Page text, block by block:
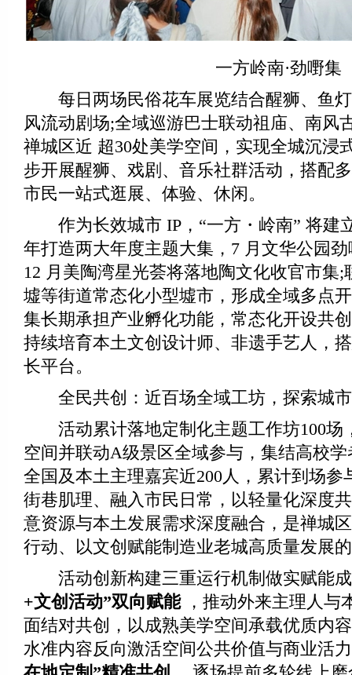
一方岭南·劲嘢集
每日两场民俗花车展览结合醒狮、鱼灯
风流动剧场;全域巡游巴士联动祖庙、南风
禅城区近 超30处美学空间，实现全城沉浸
步开展醒狮、戏剧、音乐社群活动，搭配
市民一站式逛展、体验、休闲。
作为长效城市 IP，“一方・岭南” 将建
年打造两大年度主题大集，7 月文华公园
12 月美陶湾星光荟将落地陶文化收官市集;
墟等街道常态化小型墟市，形成全域多点
集长期承担产业孵化功能，常态化开设共
持续培育本土文创设计师、非遗手艺人，
长平台。
全民共创：近百场全域工坊，探索城市
活动累计落地定制化主题工作坊100场
空间并联动A级景区全域参与，集结高校
全国及本土主理嘉宾近200人，累计到场参
街巷肌理、融入市民日常，以轻量化深度
意资源与本土发展需求深度融合，是禅城
行动、以文创赋能制造业老城高质量发展
活动创新构建三重运行机制做实赋能
+文创活动”双向赋能，推动外来主理人与
面结对共创，以成熟美学空间承载优质内
水准内容反向激活空间公共价值与商业活